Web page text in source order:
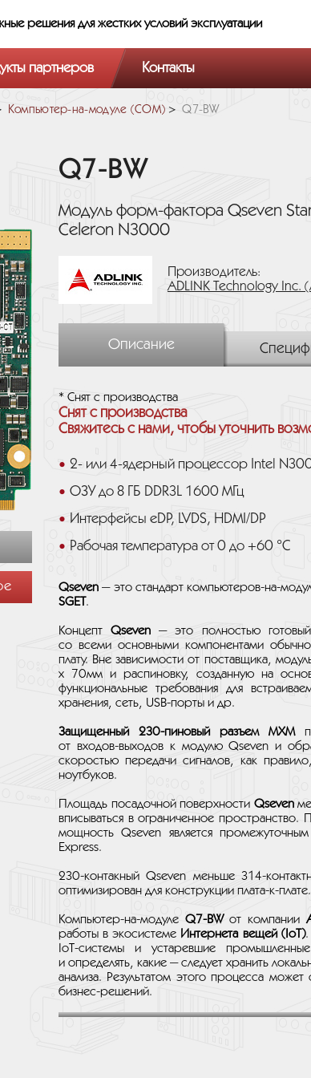
решениядля жестких условий эксплуатации
партнеров Контакты
Компьютер-на-модуле (COM) Q7-BW
Q7-BW
Модуль форм-фактора Qseven
Celeron N3000
Производитель:
ADLINK Technology Inc.
Описание
* Снят с производства
Снят с производства
Свяжитесь с нами, чтобы уточнить
2- или 4-ядерный процессор Intel
ОЗУ до 8 ГБ DDR3L 1600 МГц
Интерфейсы eDP, LVDS, HDMI/DP
Рабочая температура от 0 до +60 °C
Qseven — это стандарт компьютеров-на-
SGET .
КонцептQseven — это полностью готовый
со всеми основными компонентами
плату. Вне зависимости от поставщика,
х 70мм и распиновку, созданную на
функциональные требования для
хранения, сеть, USB-порты и др.
Защищенный 230-пиновый разъем MXM
от входов-выходов к модулю Qseven и
скоростью передачи сигналов, как
ноутбуков.
Площадь посадочной поверхности Qseven
вписываться в ограниченное
мощность Qseven является
Express.
230-контакный Qseven меньше 314-
оптимизирован для конструкции плата-к-плате.
Компьютер-на-модуле Q7-BWот компании
работы в экосистеме Интернета вещей (IoT).
IoT-системы и устаревшие
и определять, какие — следует хранить
анализа. Результатом этого процесса
бизнес-решений.